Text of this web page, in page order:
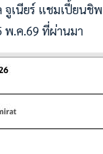
จูเนียร์ แชมเปี้ยนชิ
พ.ค.69 ที่ผ่านมา